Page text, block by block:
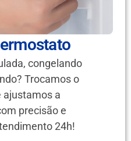
congelando
Trocamos o
a
precisão e
24h!